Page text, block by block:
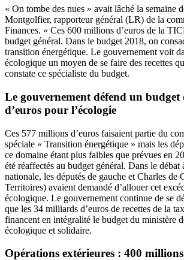
« On tombe des nues » avait lâché la semaine
Montgolfier, rapporteur général (LR) de la
Finances. « Ces 600 millions d’euros de la
budget général. Dans le budget 2018, on
transition énergétique. Le gouvernement voit
écologique un moyen de se faire des recettes
constate ce spécialiste du budget.
Le gouvernement défend un
d’euros pour l’écologie
Ces 577 millions d’euros faisaient partie du
spéciale « Transition énergétique » mais les
ce domaine étant plus faibles que prévues en
été réaffectés au budget général. Dans le débat
nationale, les députés de gauche et Charles de
Territoires) avaient demandé d’allouer cet
écologique. Le gouvernement continue de se
que les 34 milliards d’euros de recettes de la
financent en intégralité le budget du ministère
écologique et solidaire.
Opérations extérieures : 400 millions